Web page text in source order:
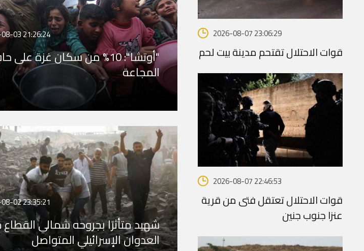
03 21:26:24
"أوتشا": 10% من سكان غزة على
المجاعة
02 23:35:21
شهيد متأثرًا بجروحه شمالي القطاع
العدوان الإسرائيلي المتواصل
2026-08-07 23:06:29
قوات الاحتلال تقتحم مدينة بيت لحم
2026-08-07 22:46:53
قوات الاحتلال تعتقل فتى من قرية
عنزا جنوب جنين